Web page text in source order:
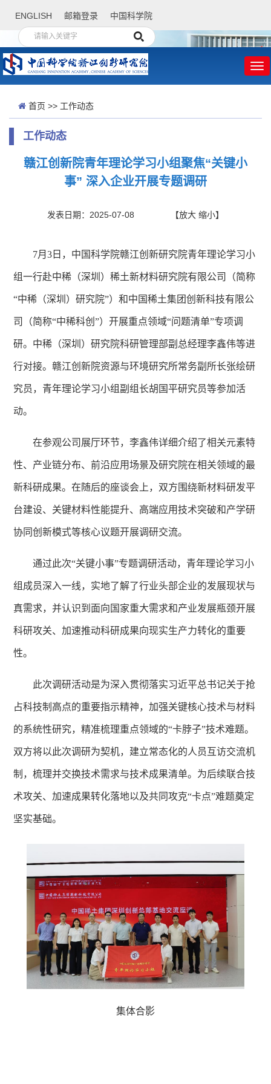
ENGLISH 邮箱登录 中国科学院
首页 >> 工作动态
工作动态
赣江创新院青年理论学习小组聚焦“关键小
事” 深入企业开展专题调研
发表日期：2025-07-08 【放大 缩小】
7月3日，中国科学院赣江创新研究院青年理论学习小
组一行赴中稀（深圳）稀土新材料研究院有限公司（简称
“中稀（深圳）研究院”）和中国稀土集团创新科技有限公
司（简称“中稀科创”）开展重点领域“问题清单”专项调
研。中稀（深圳）研究院科研管理部副总经理李鑫伟等进
行对接。赣江创新院资源与环境研究所常务副所长张绘研
究员 ， 青年理论学习小组副组长胡国平研究员等参加活
动。
在参观公司展厅环节，李鑫伟详细介绍了相关元素特
性、产业链分布、前沿应用场景及研究院在相关领域的最
新科研成果。在随后的座谈会上，双方围绕新材料研发平
台建设、关键材料性能提升、高端应用技术突破和产学研
协同创新模式等核心议题开展调研交流。
通过此次“关键小事”专题调研活动，青年理论学习小
组成员深入一线，实地了解了行业头部企业的发展现状与
真需求，并认识到面向国家重大需求和产业发展瓶颈开展
科研攻关、加速推动科研成果向现实生产力转化的重要
性。
此次调研活动是为深入贯彻落实习近平总书记关于抢
占科技制高点的重要指示精神，加强关键核心技术与材料
的系统性研究，精准梳理重点领域的“卡脖子”技术难题。
双方将以此次调研为契机，建立常态化的人员互访交流机
制，梳理并交换技术需求与技术成果清单。为后续联合技
术攻关、加速成果转化落地以及共同攻克“卡点”难题奠定
坚实基础。
集体合影